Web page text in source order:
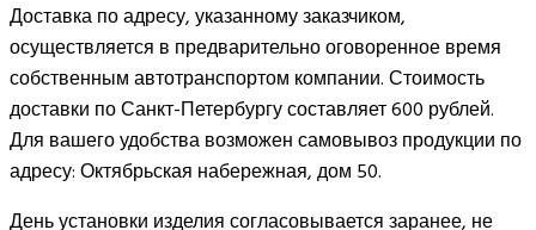
Доставка по адресу, указанному заказчиком,
осуществляется в предварительно оговоренное время
собственным автотранспортом компании. Стоимость
доставки по Санкт-Петербургу составляет 600 рублей.
Для вашего удобства возможен самовывоз продукции по
адресу: Октябрьская набережная, дом 50.
День установки изделия согласовывается заранее, не